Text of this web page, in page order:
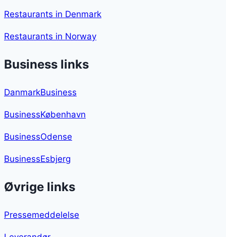
Restaurants in Denmark
Restaurants in Norway
Business links
DanmarkBusiness
BusinessKøbenhavn
BusinessOdense
BusinessEsbjerg
Øvrige links
Pressemeddelelse